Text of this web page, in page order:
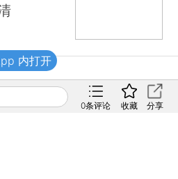
0条评论 收藏 分享
内打开